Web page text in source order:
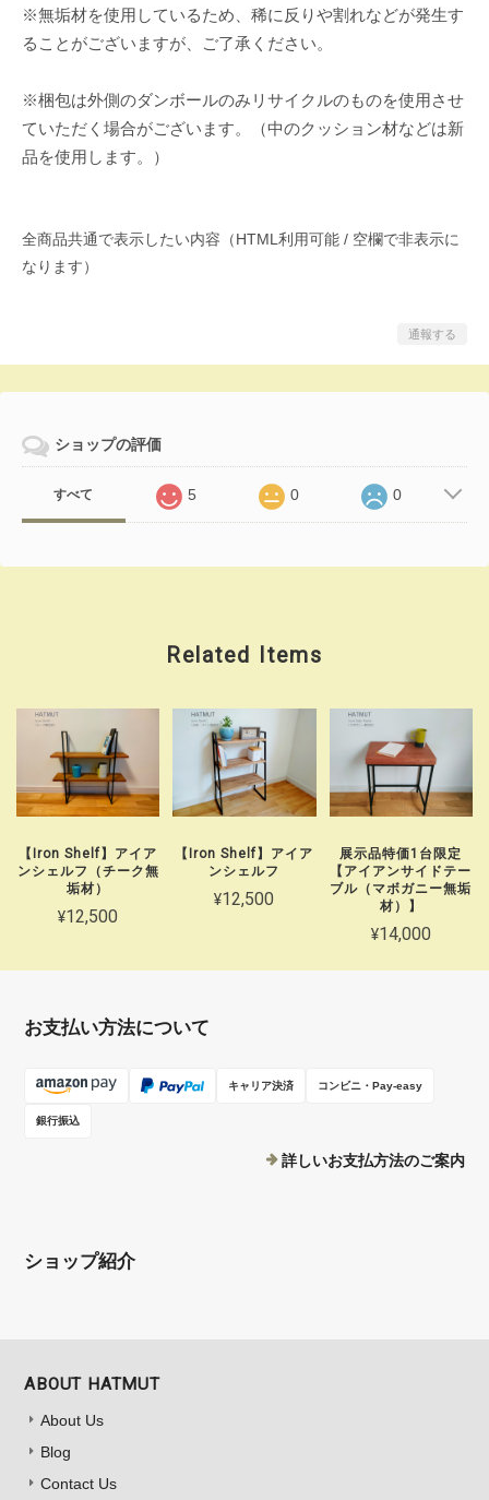
※無垢材を使用しているため、稀に反りや割れなどが発生す
ることがございますが、ご了承ください。
※梱包は外側のダンボールのみリサイクルのものを使用させ
ていただく場合がございます。（中のクッション材などは新
品を使用します。）
全商品共通で表示したい内容（HTML利用可能 / 空欄で非表示に
なります）
通報する
ショップの評価
すべて 5 0 0
Related Items
【Iron Shelf】アイア
ンシェルフ（チーク無
垢材）
¥12,500
【Iron Shelf】アイア
ンシェルフ
¥12,500
展示品特価1台限定
【アイアンサイドテー
ブル（マボガニー無垢
材）】
¥14,000
お支払い方法について
キャリア決済 コンビニ・Pay-easy
銀行振込
詳しいお支払方法のご案内
ショップ紹介
ABOUT HATMUT
About Us
Blog
Contact Us